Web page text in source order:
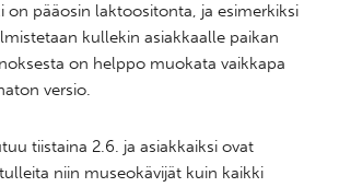
on pääosin laktoositonta, ja esimerkiksi
kullekin asiakkaalle paikan
on helppo muokata vaikkapa
versio.
tiistaina 2.6. ja asiakkaiksi ovat
niin museokävijät kuin kaikki